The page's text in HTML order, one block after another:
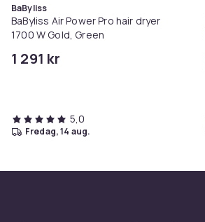
BaByliss
BaByliss Air Power Pro hair dryer
1700 W Gold, Green
1 291 kr
5,0
fredag, 14 aug.